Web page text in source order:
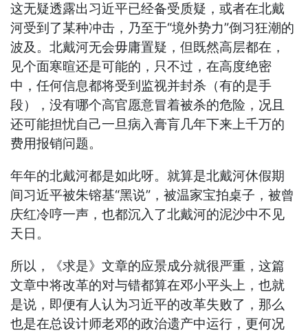
这无疑透露出习近平已经备受质疑，或者在北戴
河受到了某种冲击，乃至于“境外势力”倒习狂潮的
波及。北戴河无会毋庸置疑，但既然高层都在，
见个面寒暄还是可能的，只不过，在高度绝密
中，任何信息都将受到监视并封杀（有的是手
段），没有哪个高官愿意冒着被杀的危险，况且
还可能担忧自己一旦病入膏肓几年下来上千万的
费用报销问题。
年年的北戴河都是如此呀。就算是北戴河休假期
间习近平被朱镕基“黑说”，被温家宝拍桌子，被曾
庆红冷哼一声，也都沉入了北戴河的泥沙中不见
天日。
所以，《求是》文章的应景成分就很严重，这篇
文章中将改革的对与错都算在邓小平头上，也就
是说，即便有人认为习近平的改革失败了，那么
也是在总设计师老邓的政治遗产中运行，更何况